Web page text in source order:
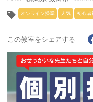
オンライン授業 人気 初心者
この教室をシェアする